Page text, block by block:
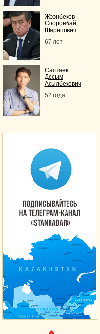
Жээнбеков
Сооронбай
Шарипович
67 лет
Сатпаев
Досым
Асылбекович
52 года